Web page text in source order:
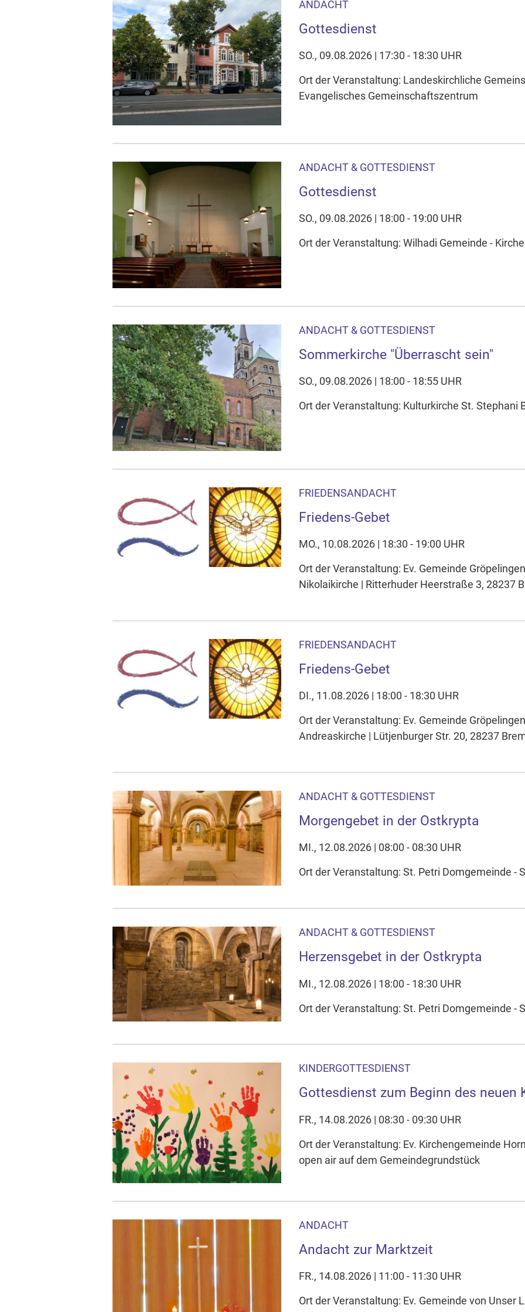
ANDACHT
Gottesdienst
SO., 09.08.2026 | 17:30 - 18:30 UHR
Ort der Veranstaltung: Landeskirchliche
Evangelisches Gemeinschaftszentrum
ANDACHT & GOTTESDIENST
Gottesdienst
SO., 09.08.2026 | 18:00 - 19:00 UHR
Ort der Veranstaltung: Wilhadi Gemeinde - Kirche
ANDACHT & GOTTESDIENST
Sommerkirche "Überrascht sein"
SO., 09.08.2026 | 18:00 - 18:55 UHR
Ort der Veranstaltung: Kulturkirche St. Stephani
FRIEDENSANDACHT
Friedens-Gebet
MO., 10.08.2026 | 18:30 - 19:00 UHR
Ort der Veranstaltung: Ev. Gemeinde
Nikolaikirche | Ritterhuder Heerstraße 3, 28237
FRIEDENSANDACHT
Friedens-Gebet
DI., 11.08.2026 | 18:00 - 18:30 UHR
Ort der Veranstaltung: Ev. Gemeinde
Andreaskirche | Lütjenburger Str. 20, 28237
ANDACHT & GOTTESDIENST
Morgengebet in der Ostkrypta
MI., 12.08.2026 | 08:00 - 08:30 UHR
Ort der Veranstaltung: St. Petri Domgemeinde -
ANDACHT & GOTTESDIENST
Herzensgebet in der Ostkrypta
MI., 12.08.2026 | 18:00 - 18:30 UHR
Ort der Veranstaltung: St. Petri Domgemeinde -
KINDERGOTTESDIENST
Gottesdienst zum Beginn des neuen
FR., 14.08.2026 | 08:30 - 09:30 UHR
Ort der Veranstaltung: Ev. Kirchengemeinde
open air auf dem Gemeindegrundstück
ANDACHT
Andacht zur Marktzeit
FR., 14.08.2026 | 11:00 - 11:30 UHR
Ort der Veranstaltung: Ev. Gemeinde von Unser